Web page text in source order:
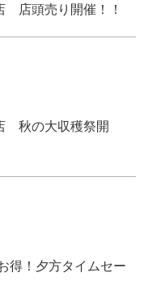
店頭売り開催！！
秋の大収穫祭開
得！夕方タイムセー